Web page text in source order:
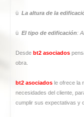
ü La altura de la
ü El tipo de edificación:
Desde bt2 asociados
obra.
bt2 asociados le ofrece la
necesidades del cliente,
cumplir sus expectativas y